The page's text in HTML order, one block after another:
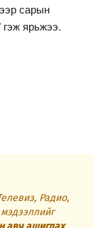
сарын
гэж ярьжээ.
Радио,